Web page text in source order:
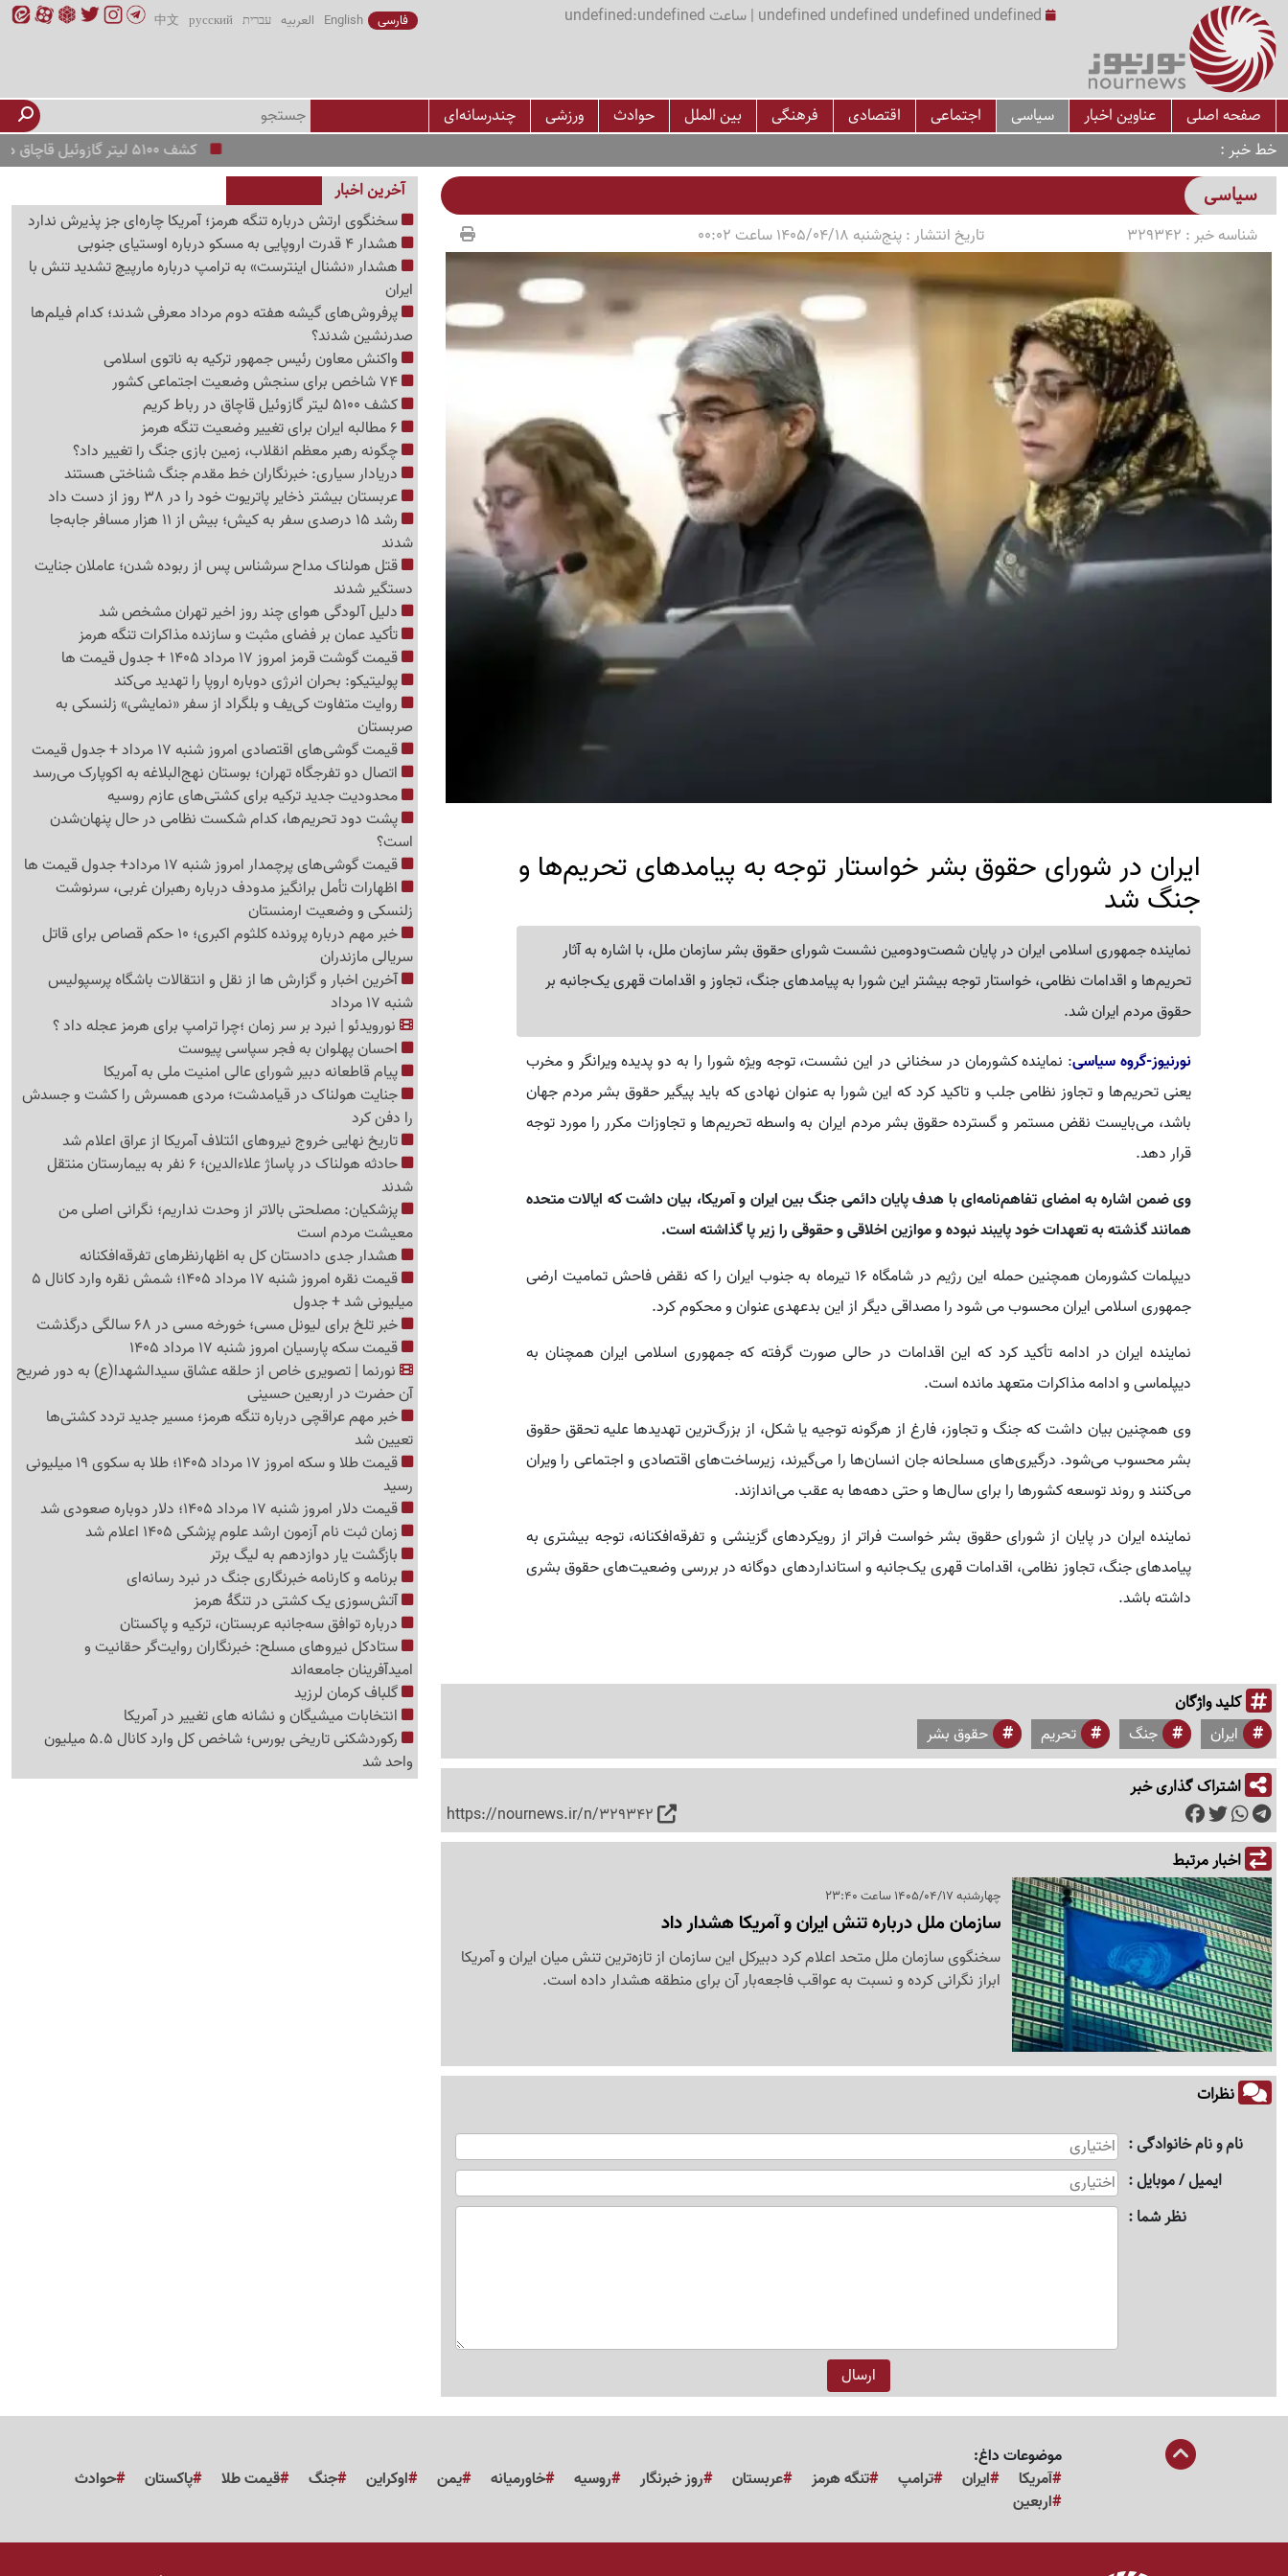
undefined undefined undefined undefined | ساعت undefined:undefined فارسی English العربیه עברית русский
中文
صفحه اصلی عناوین اخبار سیاسی اجتماعی اقتصادی فرهنگی بین الملل حوادث ورزشی
چندرسانه‌ای
خط خبر
کشف 5100 لیتر گازوئیل قاچاق در رباط کریم
سیاسی
شناسه خبر : 329342 تاریخ انتشار :پنج‌شنبه 1405/04/18 ساعت 00:02
ایران در شورای حقوق بشر خواستار توجه به پیامدهای تحریم‌ها و
جنگ شد
نماینده جمهوری اسلامی ایران در پایان شصت‌ودومین نشست شورای حقوق بشر سازمان ملل، با اشاره به آثار
تحریم‌ها و اقدامات نظامی، خواستار توجه بیشتر این شورا به پیامدهای جنگ، تجاوز و اقدامات قهری یک‌جانبه بر
حقوق مردم ایران شد.
نورنیوز-گروه سیاسی: نماینده کشورمان در سخنانی در این نشست، توجه ویژه شورا را به دو پدیده ویرانگر و مخرب
یعنی تحریم‌ها و تجاوز نظامی جلب و تاکید کرد که این شورا به عنوان نهادی که باید پیگیر حقوق بشر مردم جهان
باشد، می‌بایست نقض مستمر و گسترده حقوق بشر مردم ایران به واسطه تحریم‌ها و تجاوزات مکرر را مورد توجه
قرار دهد.
وی ضمن اشاره به امضای تفاهم‌نامه‌ای با هدف پایان دائمی جنگ بین ایران و آمریکا، بیان داشت که ایالات متحده
همانند گذشته به تعهدات خود پایبند نبوده و موازین اخلاقی و حقوقی را زیر پا گذاشته است.
دیپلمات کشورمان همچنین حمله این رژیم در شامگاه ۱۶ تیرماه به جنوب ایران را که نقض فاحش تمامیت ارضی
جمهوری اسلامی ایران محسوب می شود را مصداقی دیگر از این بدعهدی عنوان و محکوم کرد.
نماینده ایران در ادامه تأکید کرد که این اقدامات در حالی صورت گرفته که جمهوری اسلامی ایران همچنان به
دیپلماسی و ادامه مذاکرات متعهد مانده است.
وی همچنین بیان داشت که جنگ و تجاوز، فارغ از هرگونه توجیه یا شکل، از بزرگ‌ترین تهدیدها علیه تحقق حقوق
بشر محسوب می‌شود. درگیری‌های مسلحانه جان انسان‌ها را می‌گیرند، زیرساخت‌های اقتصادی و اجتماعی را ویران
می‌کنند و روند توسعه کشورها را برای سال‌ها و حتی دهه‌ها به عقب می‌اندازند.
نماینده ایران در پایان از شورای حقوق بشر خواست فراتر از رویکردهای گزینشی و تفرقه‌افکنانه، توجه بیشتری به
پیامدهای جنگ، تجاوز نظامی، اقدامات قهری یک‌جانبه و استانداردهای دوگانه در بررسی وضعیت‌های حقوق بشری
داشته باشد.
کلید واژگان
ایران جنگ تحریم حقوق بشر
اشتراک گذاری خبر
https://nournews.ir/n/329342
اخبار مرتبط
چهارشنبه 1405/04/17 ساعت 23:40
سازمان ملل درباره تنش ایران و آمریکا هشدار داد
سخنگوی سازمان ملل متحد اعلام کرد دبیرکل این سازمان از تازه‌ترین تنش میان ایران و آمریکا
ابراز نگرانی کرده و نسبت به عواقب فاجعه‌بار آن برای منطقه هشدار داده است.
نظرات
نام و نام خانوادگی
ایمیل / موبایل
نظر شما
آخرین اخبار
سخنگوی ارتش درباره تنگه هرمز؛ آمریکا چاره‌ای جز پذیرش ندارد
هشدار 4 قدرت اروپایی به مسکو درباره اوستیای جنوبی
هشدار «نشنال اینترست» به ترامپ درباره مارپیچ تشدید تنش با
ایران
پرفروش‌های گیشه هفته دوم مرداد معرفی شدند؛ کدام فیلم‌ها
صدرنشین شدند؟
واکنش معاون رئیس جمهور ترکیه به ناتوی اسلامی
کشف 5100 لیتر گازوئیل قاچاق در رباط کریم
چگونه رهبر معظم انقلاب، زمین بازی جنگ را تغییر داد؟
دریادار سیاری: خبرنگاران خط مقدم جنگ شناختی هستند
عربستان بیشتر ذخایر پاتریوت خود را در 38 روز از دست داد
رشد 15 درصدی سفر به کیش؛ بیش از 11 هزار مسافر جابه‌جا
شدند
قتل هولناک مداح سرشناس پس از ربوده شدن؛ عاملان جنایت
دستگیر شدند
دلیل آلودگی هوای چند روز اخیر تهران مشخص شد
تأکید عمان بر فضای مثبت و سازنده مذاکرات تنگه هرمز
قیمت گوشت قرمز امروز 17 مرداد 1405 + جدول قیمت ها
پولیتیکو: بحران انرژی دوباره اروپا را تهدید می‌کند
روایت متفاوت کی‌یف و بلگراد از سفر «نمایشی» زلنسکی به
صربستان
قیمت گوشی‌های اقتصادی امروز شنبه 17 مرداد + جدول قیمت
اتصال دو تفرجگاه تهران؛ بوستان نهج‌البلاغه به اکوپارک می‌رسد
محدودیت جدید ترکیه برای کشتی‌های عازم روسیه
پشت دود تحریم‌ها، کدام شکست نظامی در حال پنهان‌شدن
است؟
قیمت گوشی‌های پرچمدار امروز شنبه 17 مرداد+ جدول قیمت ها
اظهارات تأمل برانگیز مدودف درباره رهبران غربی، سرنوشت
زلنسکی و وضعیت ارمنستان
خبر مهم درباره پرونده کلثوم اکبری؛ 10 حکم قصاص برای قاتل
سریالی مازندران
آخرین اخبار و گزارش ها از نقل و انتقالات باشگاه پرسپولیس
شنبه 17 مرداد
نورویدئو | نبرد بر سر زمان ؛چرا ترامپ برای هرمز عجله داد ؟
احسان پهلوان به فجر سپاسی پیوست
پیام قاطعانه دبیر شورای عالی امنیت ملی به آمریکا
جنایت هولناک در قیامدشت؛ مردی همسرش را کشت و جسدش
را دفن کرد
تاریخ نهایی خروج نیروهای ائتلاف آمریکا از عراق اعلام شد
حادثه هولناک در پاساژ علاءالدین؛ 6 نفر به بیمارستان منتقل
شدند
پزشکیان: مصلحتی بالاتر از وحدت نداریم؛ نگرانی اصلی من
معیشت مردم است
هشدار جدی دادستان کل به اظهارنظرهای تفرقه‌افکنانه
قیمت نقره امروز شنبه 17 مرداد 1405؛ شمش نقره وارد کانال 5
میلیونی شد + جدول
خبر تلخ برای لیونل مسی؛ خورخه مسی در 68 سالگی درگذشت
قیمت سکه پارسیان امروز شنبه 17 مرداد 1405
نورنما | تصویری خاص از حلقه عشاق سیدالشهدا(ع) به دور ضریح
آن حضرت در اربعین حسینی
خبر مهم عراقچی درباره تنگه هرمز؛ مسیر جدید تردد کشتی‌ها
تعیین شد
قیمت طلا و سکه امروز 17 مرداد 1405؛ طلا به سکوی 19 میلیونی
رسید
قیمت دلار امروز شنبه 17 مرداد 1405؛ دلار دوباره صعودی شد
زمان ثبت نام آزمون ارشد علوم پزشکی 1405 اعلام شد
بازگشت یار دوازدهم به لیگ برتر
برنامه و کارنامه خبرنگاری جنگ در نبرد رسانه‌ای
آتش‌سوزی یک کشتی در تنگهٔ هرمز
درباره توافق سه‌جانبه عربستان، ترکیه و پاکستان
ستادکل نیروهای مسلح: خبرنگاران روایت‌گر حقانیت و
امیدآفرینان جامعه‌اند
گلباف کرمان لرزید
انتخابات میشیگان و نشانه های تغییر در آمریکا
رکوردشکنی تاریخی بورس؛ شاخص کل وارد کانال 5.5 میلیون
واحد شد
موضوعات داغ:
آمریکا
ایران ترامپ تنگه هرمز عربستان روز خبرنگار روسیه خاورمیانه یمن اوکراین جنگ قیمت طلا پاکستان
حوادث
اربعین